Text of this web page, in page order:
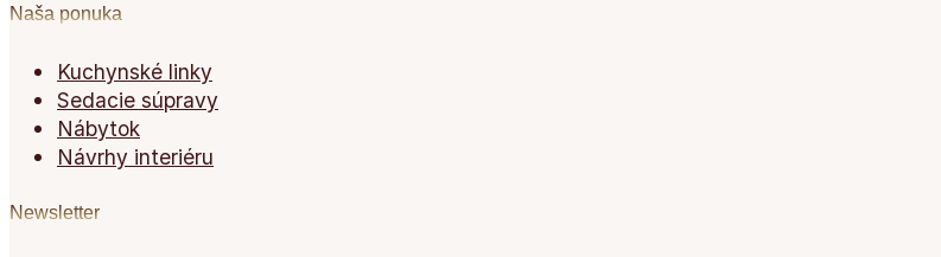
Naša ponuka
Kuchynské linky
Sedacie súpravy
Nábytok
Návrhy interiéru
Newsletter